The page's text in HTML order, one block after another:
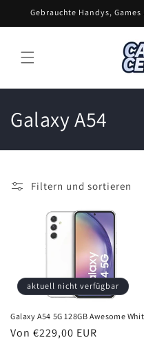
zum
Inhalt
Gebrauchte Handys,
K
a
e
i
e
Galaxy A54
Filtern und sortieren
aktuell nicht verfügbar
Galaxy A54 5G 128GB Awesome
Normaler
Von €229,00 EUR